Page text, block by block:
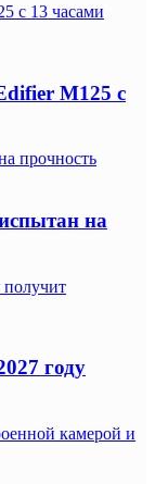
с 13 часами
M125 с
прочность
на
получит
году
камерой и